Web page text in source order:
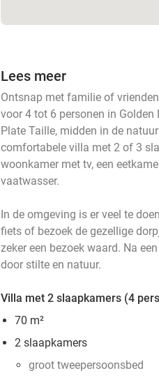
Lees meer
Ontsnap met familie of
voor 4 tot 6 personen in
Plate Taille, midden in de
comfortabele villa met 2 of 3
woonkamer met tv, een
vaatwasser.
In de omgeving is er veel te
fiets of bezoek de gezellige
zeker een bezoek waard. Na
door stilte en natuur.
Villa met 2 slaapkamers (4
70 m²
2 slaapkamers
groot tweepersoonsbed